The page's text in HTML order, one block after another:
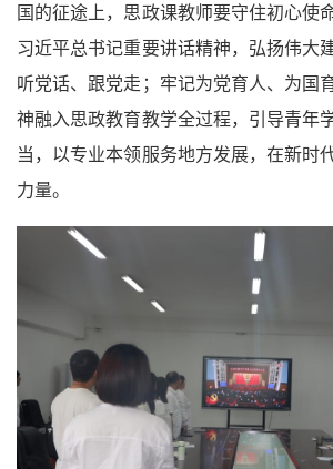
国的征途上， 思政课教师要守住初心使
习近平总书记重要讲话精神，弘扬伟大
听党话、跟党走；牢记为党育人、为国
神融入思政教育教学全过程，引导青年
当，以专业本领服务地方发展，在新时
力量。